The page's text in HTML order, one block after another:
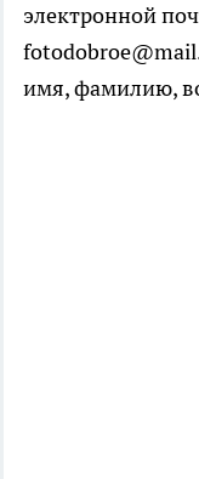
электронной
имя, фамилию,